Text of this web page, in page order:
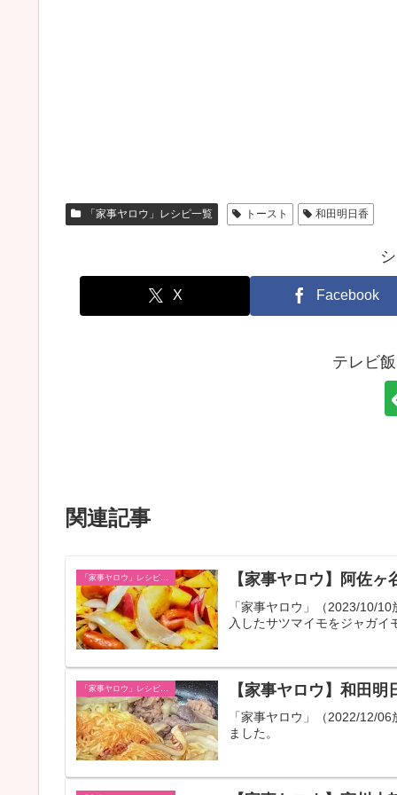
「家事ヤロウ」レシピ一覧 トースト 和田明日香
X Facebook
テレビ
関連記事
「家事ヤロウ」レシピ一覧 【家事ヤロウ】阿佐
「家事ヤロウ」（2023/10/
入したサツマイモをジャガ
【家事ヤロウ】和田
「家事ヤロウ」（2022/12/
ました。